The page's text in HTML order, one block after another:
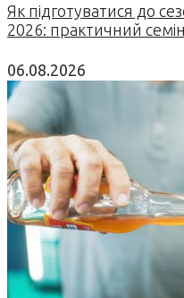
Як підготуватися до
2026: практичний
06.08.2026